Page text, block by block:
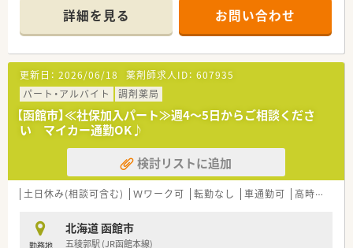
す
詳細を見る お問い合わせ
更新日： 2026/06/18 薬剤師求人ID： 607935
パート・アルバイト
調剤薬局
【函館市】≪社保加入パート≫週4～5日からご相談くださ
い マイカー通勤OK♪
検討リストに追加
土日休み(相談可含む) Ｗワーク可 転勤なし 車通勤可 高時給(2,500円以上)
勤務地
北海道 函館市
五稜郭駅 (JR函館本線)